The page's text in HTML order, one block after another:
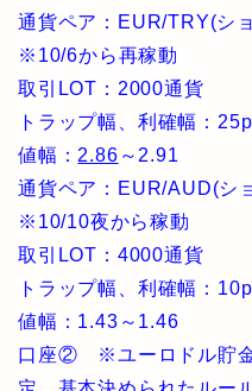
通貨ペア：EUR/TRY(
※10/6から再稼動
取引LOT：2000通貨
トラップ幅、利確幅：
値幅： 2.86 ～2.91
通貨ペア：EUR/AUD(
※10/10夜から稼動
取引LOT：4000通貨
トラップ幅、利確幅：
値幅：1.43～1.46
口座② ※ユーロドル貯